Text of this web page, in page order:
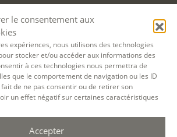
le consentement aux
expériences, nous utilisons des technologies
stocker et/ou accéder aux informations des
à ces technologies nous permettra de
que le comportement de navigation ou les ID
de ne pas consentir ou de retirer son
un effet négatif sur certaines caractéristiques
Accepter
sont ouvertes jusqu’au dernier
l’ouverture, dans la limite des places
souhaitez faire prendre en charge votre
Travail…), la demande d’inscription
tard un mois avant le début de la